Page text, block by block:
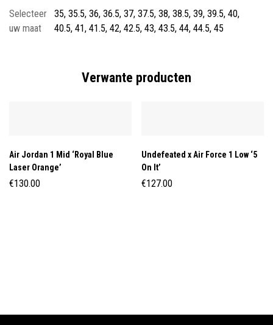
Selecteer
uw maat
35, 35.5, 36, 36.5, 37, 37.5, 38, 38.5, 39, 39.5, 40,
40.5, 41, 41.5, 42, 42.5, 43, 43.5, 44, 44.5, 45
Verwante producten
Air Jordan 1 Mid ‘Royal Blue
Laser Orange’
€130.00
Undefeated x Air Force 1 Low ‘5
On It’
€127.00